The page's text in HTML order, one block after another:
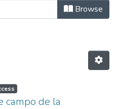
Browse
campo de la